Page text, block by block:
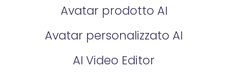
Avatar prodotto AI
Avatar personalizzato AI
AI Video Editor